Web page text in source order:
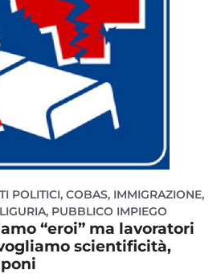
POLITICI, COBAS, IMMIGRAZIONE,
LIGURIA, PUBBLICO IMPIEGO
“eroi” ma lavoratori
scientificità,